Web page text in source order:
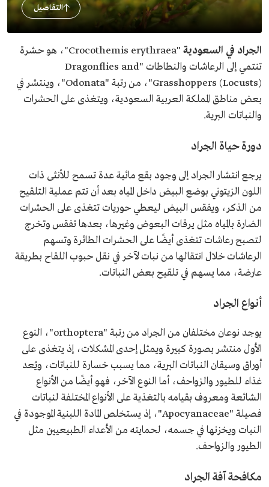
التفاصيل
الجراد في السعودية
"Crocothemis erythraea"، هو حشرة
تنتمي إلى الرعاشات والنطاطات "Dragonflies and
Grasshoppers (Locusts)"، من رتبة "Odonata"، وينتشر في
بعض مناطق المملكة العربية السعودية، ويتغذى على الحشرات
والنباتات البرية.
دورة حياة الجراد
يرجع انتشار الجراد إلى وجود بقع مائية عدة تسمح للأنثى ذات
اللون الزيتوني بوضع البيض داخل المياه بعد أن تتم عملية التلقيح
من الذكر، ويفقس البيض ليعطي حوريات تتغذى على الحشرات
الضارة بالمياه مثل يرقات البعوض وغيرها، بعدها تفقس وتخرج
لتصبح رعاشات تتغذى أيضًا على الحشرات الطائرة وتسهم
الرعاشات خلال انتقالها من نبات لآخر في نقل حبوب اللقاح بطريقة
عارضة، مما يسهم في تلقيح بعض النباتات.
أنواع الجراد
يوجد نوعان مختلفان من الجراد من رتبة "orthoptera"، النوع
الأول منتشر بصورة كبيرة ويمثل إحدى المشكلات، إذ يتغذى على
أوراق وسيقان النباتات البرية، مما يسبب خسارة للنباتات، ويُعد
غذاء للطيور والزواحف، أما النوع الآخر، فهو أيضًا من الأنواع
الشائعة ومعروف بقيامه بالتغذية على الأنواع المختلفة لنباتات
فصيلة "Apocyanaceae"، إذ يستخلص المادة اللبنية الموجودة في
النبات ويخزنها في جسمه، لحمايته من الأعداء الطبيعيين مثل
الطيور والزواحف.
مكافحة آفة الجراد